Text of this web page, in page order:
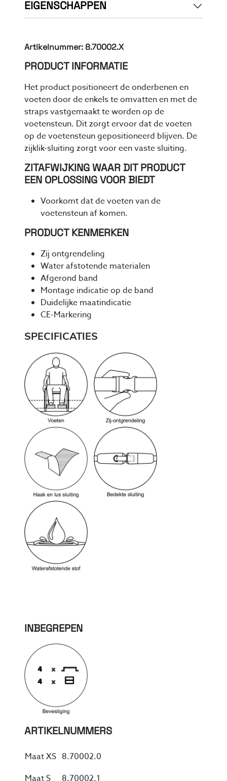
EIGENSCHAPPEN
Artikelnummer: 8.70002.X
PRODUCT INFORMATIE
Het product positioneert de onderbenen en
voeten door de enkels te omvatten en met de
straps vastgemaakt te worden op de
voetensteun. Dit zorgt ervoor dat de voeten
op de voetensteun gepositioneerd blijven. De
zijklik-sluiting zorgt voor een vaste sluiting.
ZITAFWIJKING WAAR DIT PRODUCT
EEN OPLOSSING VOOR BIEDT
Voorkomt dat de voeten van de
voetensteun af komen.
PRODUCT KENMERKEN
Zij ontgrendeling
Water afstotende materialen
Afgerond band
Montage indicatie op de band
Duidelijke maatindicatie
CE-Markering
SPECIFICATIES
INBEGREPEN
ARTIKELNUMMERS
Maat XS 8.70002.0
Maat S
8.70002.1